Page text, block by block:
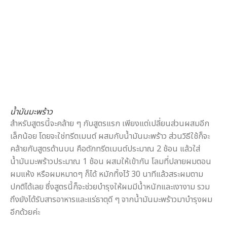
น้ำมันมะพร้าว
สำหรับสูตรนี้จะคล้าย ๆ กับสูตรแรก เพียงแต่เปลี่ยนส่วนผสมอีก
เล็กน้อย โดยจะใช่ทรีตเมนต์ ผสมกับน้ำมันมะพร้าว ส่วนวิธีใช้ก็จะ
คล้ายกับสูตรด้านบน คือตักทรีตเมนต์ประมาณ 2 ช้อน แล้วใส่
น้ำมันมะพร้าวประมาณ 1 ช้อน ผสมให้เข้ากัน โลมที่ปลายผมตอน
ผมแห้ง หรือผมหมาดๆ ก็ได้ หมักทิ้งไว้ 30 นาทีแล้วสระผมตาม
ปกติได้เลย ซึ่งสูตรนี้ก็จะช่วยบำรุงให้ผมมีน้ำหนักและเงางาม รวม
ถึงยังได้รับสารอาหารและแร่ธาตุดี ๆ จากน้ำมันมะพร้าวมาบำรุงผม
อีกด้วยค่ะ